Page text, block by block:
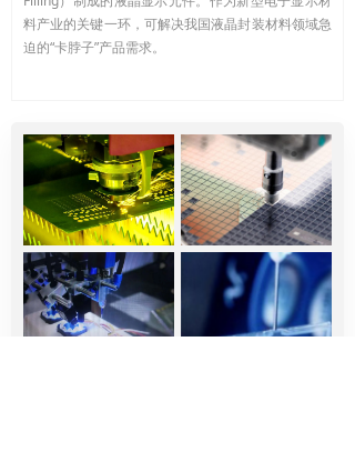
料产业的关键一环，可解决我国液晶封装材料领域急
迫的“卡脖子”产品需求。